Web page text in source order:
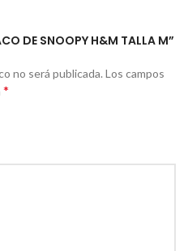
DE SNOOPY H&M TALLA M”
no será publicada. Los campos
*